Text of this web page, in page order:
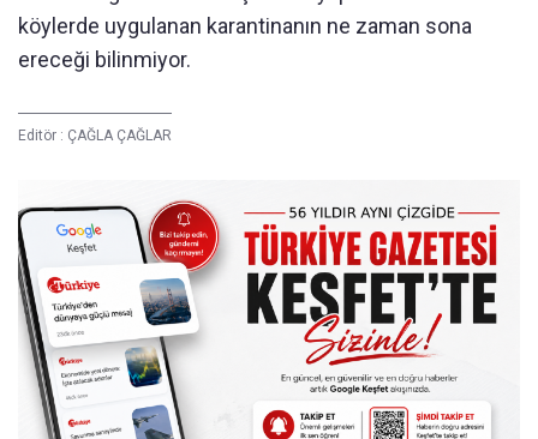
köylerde uygulanan karantinanın ne zaman sona
ereceği bilinmiyor.
Editör : ÇAĞLA ÇAĞLAR